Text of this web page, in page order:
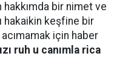
hakkımda bir nimet ve
hakaikin keşfine bir
için haber
ruh u canımla rica